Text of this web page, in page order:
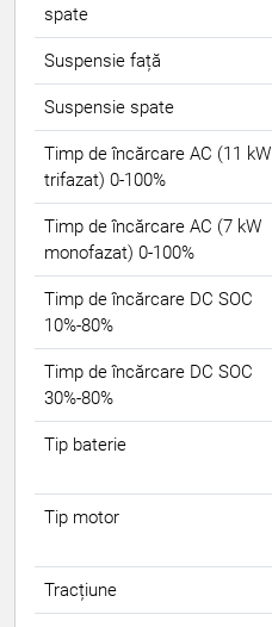
spate
Suspensie față
Suspensie spate
Timp de încărcare AC (11 kW
trifazat) 0-100%
Timp de încărcare AC (7 kW
monofazat) 0-100%
Timp de încărcare DC SOC
10%-80%
Timp de încărcare DC SOC
30%-80%
Tip baterie
Tip motor
Tracțiune